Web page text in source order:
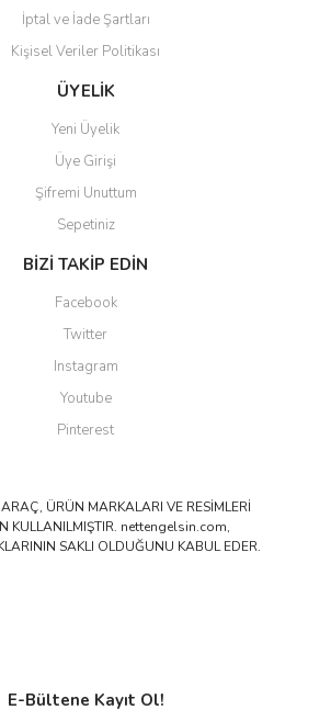
Gönder
İptal ve İade Şartları
Kişisel Veriler Politikası
ÜYELİK
Yeni Üyelik
Üye Girişi
Şifremi Unuttum
Sepetiniz
BİZİ TAKİP EDİN
Facebook
Twitter
Instagram
Youtube
Pinterest
ÜRÜN MARKALARI VE RESİMLERİ
KULLANILMIŞTIR. nettengelsin.com,
SAKLI OLDUĞUNU KABUL EDER.
E-Bültene Kayıt Ol!